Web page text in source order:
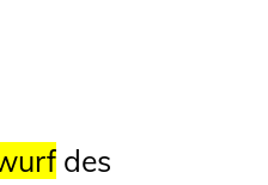
des